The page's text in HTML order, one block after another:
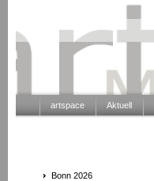
artspace Aktuell
Bonn 2026